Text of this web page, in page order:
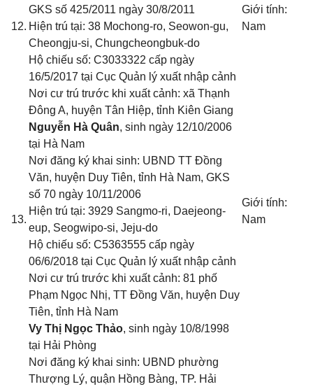
12.
GKS số 425/2011 ngày 30/8/2011
Hiện trú tại: 38 Mochong-ro, Seowon-gu,
Cheongju-si, Chungcheongbuk-do
Hộ chiếu số: C3033322 cấp ngày
16/5/2017 tại Cục Quản lý xuất nhập cảnh
Nơi cư trú trước khi xuất cảnh: xã Thạnh
Đông A, huyện Tân Hiệp, tỉnh Kiên Giang
Giới tính:
Nam
13.
Nguyễn Hà Quân, sinh ngày 12/10/2006
tại Hà Nam
Nơi đăng ký khai sinh: UBND TT Đồng
Văn, huyện Duy Tiên, tỉnh Hà Nam, GKS
số 70 ngày 10/11/2006
Hiện trú tại: 3929 Sangmo-ri, Daejeong-
eup, Seogwipo-si, Jeju-do
Hộ chiếu số: C5363555 cấp ngày
06/6/2018 tại Cục Quản lý xuất nhập cảnh
Nơi cư trú trước khi xuất cảnh: 81 phố
Phạm Ngọc Nhị, TT Đồng Văn, huyện Duy
Tiên, tỉnh Hà Nam
Giới tính:
Nam
Vy Thị Ngọc Thảo, sinh ngày 10/8/1998
tại Hải Phòng
Nơi đăng ký khai sinh: UBND phường
Thượng Lý, quận Hồng Bàng, TP. Hải